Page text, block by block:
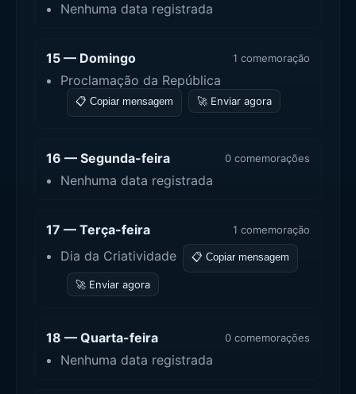
Nenhuma data registrada
15 — Domingo 1 comemoração
Proclamação da República
📋 Copiar mensagem 🚀 Enviar agora
16 — Segunda-feira 0 comemorações
Nenhuma data registrada
17 — Terça-feira 1 comemoração
Dia da Criatividade 📋 Copiar mensagem
🚀 Enviar agora
18 — Quarta-feira 0 comemorações
Nenhuma data registrada